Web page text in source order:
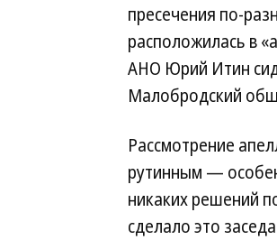
пресечения по-
расположилась в
АНО Юрий Итин
Малобродский
Рассмотрение
рутинным —
никаких решений
сделало это